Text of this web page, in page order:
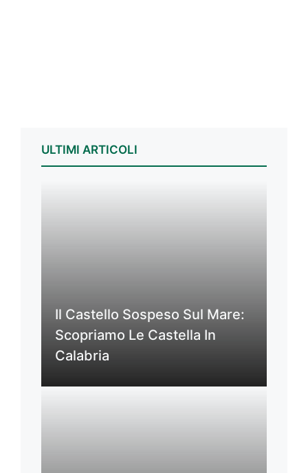
ULTIMI ARTICOLI
Il Castello Sospeso Sul Mare:
Scopriamo Le Castella In
Calabria